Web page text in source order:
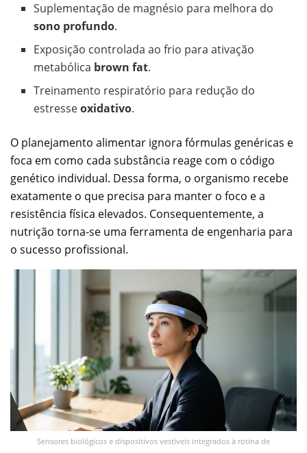
Suplementação de magnésio para melhora do
sono profundo.
Exposição controlada ao frio para ativação
metabólica brown fat.
Treinamento respiratório para redução do
estresseoxidativo.
O planejamento alimentar ignora fórmulas genéricas e
foca em como cada substância reage com o código
genético individual. Dessa forma, o organismo recebe
exatamente o que precisa para manter o foco e a
resistência física elevados. Consequentemente, a
nutrição torna-se uma ferramenta de engenharia para
o sucesso profissional.
Sensores biológicos e dispositivos vestíveis integrados à rotina de